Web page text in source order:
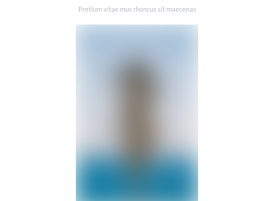
Pretium vitae mus rhoncus sit maecenas